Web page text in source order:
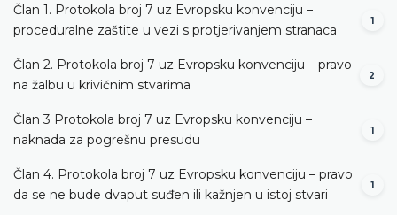
Član 1. Protokola broj 7 uz Evropsku konvenciju –
proceduralne zaštite u vezi s protjerivanjem stranaca
1
Član 2. Protokola broj 7 uz Evropsku konvenciju – pravo
na žalbu u krivičnim stvarima
2
Član 3 Protokola broj 7 uz Evropsku konvenciju –
naknada za pogrešnu presudu
1
Član 4. Protokola broj 7 uz Evropsku konvenciju – pravo
da se ne bude dvaput suđen ili kažnjen u istoj stvari
1